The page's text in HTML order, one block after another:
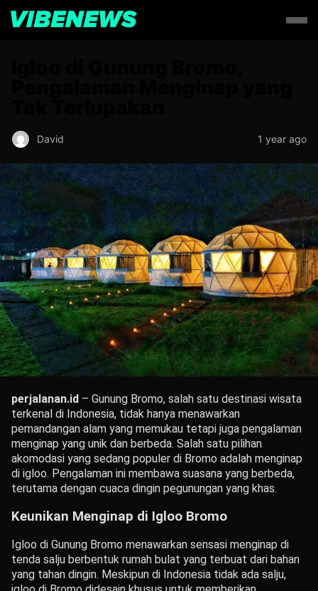
David 1 year ago
perjalanan.id – Gunung Bromo, salah satu destinasi wisata
terkenal di Indonesia, tidak hanya menawarkan
pemandangan alam yang memukau tetapi juga pengalaman
menginap yang unik dan berbeda. Salah satu pilihan
akomodasi yang sedang populer di Bromo adalah menginap
di igloo. Pengalaman ini membawa suasana yang berbeda,
terutama dengan cuaca dingin pegunungan yang khas.
Keunikan Menginap di Igloo Bromo
Igloo di Gunung Bromo menawarkan sensasi menginap di
tenda salju berbentuk rumah bulat yang terbuat dari bahan
yang tahan dingin. Meskipun di Indonesia tidak ada salju,